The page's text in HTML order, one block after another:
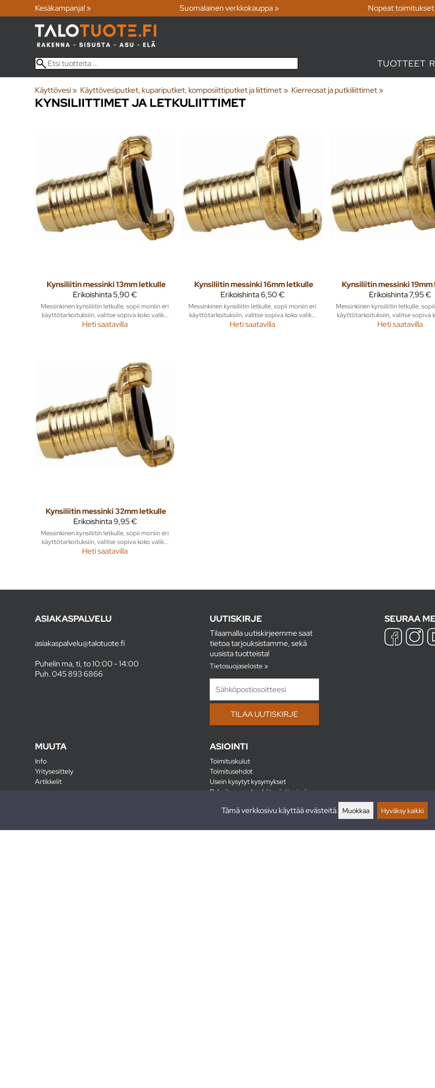
Kesäkampanja! » Suomalainen verkkokauppa » Nopeat
TUOTTEET
Käyttövesi‪» Käyttövesiputket, kupariputket, komposiittiputket ja liittimet ‪» Kierreosat ja putkiliittimet ‪»
KYNSILIITTIMET JA LETKULIITTIMET
Kynsiliitin messinki 13mm letkulle
Erikoishinta5,90 €
Messinkinen kynsiliitin letkulle, sopii moniin eri
käyttötarkoituksiin, valitse sopiva koko valik...
Heti saatavilla
Kynsiliitin messinki 16mm letkulle
Erikoishinta6,50 €
Messinkinen kynsiliitin letkulle, sopii moniin eri
käyttötarkoituksiin, valitse sopiva koko valik...
Heti saatavilla
Kynsiliitin messinki
Erikoishinta7,95 €
Messinkinen kynsiliitin letkulle,
käyttötarkoituksiin, valitse sopiva
Heti saatavilla
Kynsiliitin messinki 32mm letkulle
Erikoishinta9,95 €
Messinkinen kynsiliitin letkulle, sopii moniin eri
käyttötarkoituksiin, valitse sopiva koko valik...
Heti saatavilla
ASIAKASPALVELU
asiakaspalvelu@talotuote.fi
Puhelin ma, ti, to 10:00 - 14:00
Puh.045 893 6866
UUTISKIRJE
Tilaamalla uutiskirjeemme saat
tietoa tarjouksistamme, sekä
uusista tuotteista!
Tietosuojaseloste »
SEURAA
MUUTA
Info
Yritysesittely
Artikkelit
ASIOINTI
Toimituskulut
Toimitusehdot
Usein kysytyt kysymykset
Rahoitus - maksa kätevästi erissä
Tämä verkkosivu käyttää evästeitä. Muokkaa Hyväksy kaikki